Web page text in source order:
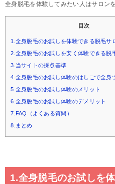
全身脱毛を体験してみたい人はサロン
目次
1.全身脱毛のお試しを体験できる脱毛サ
2.全身脱毛のお試しを安く体験できる脱
3.当サイトの採点基準
4.全身脱毛のお試し体験のはしごで全身
5.全身脱毛のお試し体験のメリット
6.全身脱毛のお試し体験のデメリット
7.FAQ（よくある質問）
8.まとめ
1.全身脱毛のお試しを